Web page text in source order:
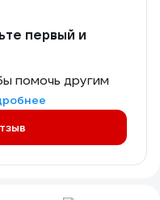
первый и
помочь другим